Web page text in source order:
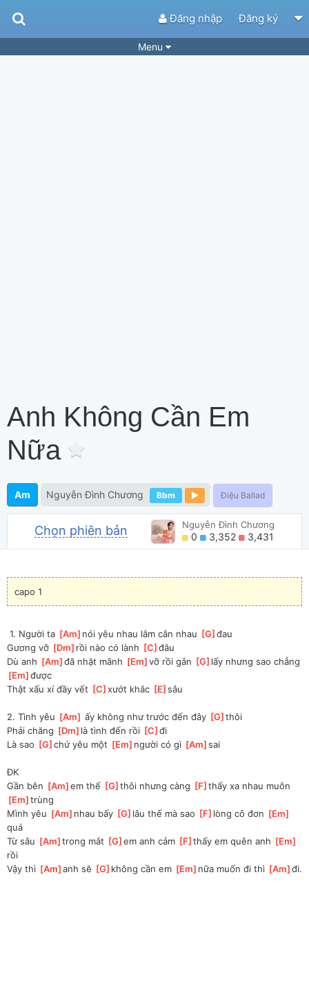
Đăng nhập Đăng ký
Menu
Anh Không Cần Em
Nữa
Am Nguyễn Đình Chương Bbm Điệu Ballad
Chọn phiên bản Nguyễn Đình Chương
0 3,352 3,431
capo 1
1. Người ta [Am ]nói yêu nhau lắm cắn nhau [G ]
đau
Gương vỡ [Dm ]rồi nào có lành [C ]
đâu
Dù anh [Am ]
đã nhặt mãnh [Em ]
vỡ rồi gắn [G ]
[Em ]
được
Thật xấu xí đầy vết [C ]
xướt khắc [E ]
sâu
2. Tình yêu [Am ] ấy không như trước đến đây [G ]thôi
Phải chăng [Dm ]là tình đến rồi [C ]
đi
Là sao [G ]
chứ yêu một [Em ]người có gì [Am ]
sai
ĐK
Gần bên [Am ]
em thế [G ]thôi nhưng càng [F ]thấy xa nhau muôn
Em ]trùng
Mình yêu [Am ]nhau bấy [G ]lâu thế mà sao [F ]lòng cô đơn [Em
quá
Từ sâu [Am ]trong mắt [G ]
em anh cảm [F ]thấy em quên anh [Em
rồi
Vậy thì [Am ]
anh sẽ [G ]không cần em [Em ]nữa muốn đi thì [Am ]
đi.